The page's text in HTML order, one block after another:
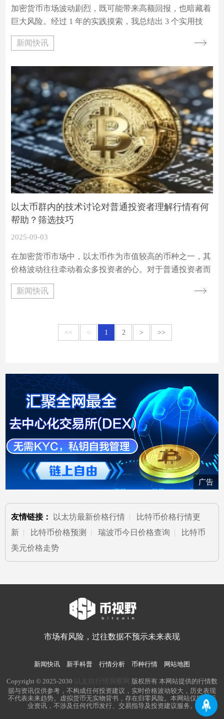
加密货币市场波动剧烈，既可能带来高额回报，也暗藏着
巨大风险。经过 1 年的实践摸索，我总结出 3 个实用技
巧，帮助在收益与风险间找到平衡，实现少亏多赚。
新闻快讯
以太币群内的技术讨论对普通投资者理解行情有何
帮助？筛选技巧
2025-09-03
在加密货币市场中，以太币作为市值较高的币种之一，其
价格波动往往牵动着众多投资者的心。对于普通投资者而
言，想要准确把握以太币的行情并非易事，而以太币群内
的技术讨论则为他们提供了一个重要的信息渠道。同时，
新闻快讯
<< < 1 2 > >>
广告
友情链接： 以太坊最新价格行情 | 比特币价格行情更
新 | 比特币价格预测 |瑞波币今日价格查询 | 比特币
美元价格走势
市场有风险，过往数据不预示未来表现
新闻快讯 新手科普 行情分析 币种行情 网站地图
Copyright © 2025-2030 以太坊行情洞察网
版权所有 本网站提供的行情数
据与资讯仅供参考，不构成任何投资建议，实时价格波动较大，历史表现
不代表未来趋势。虚拟货币无实物背书，存在归零风险。本网站仅提供行
业资讯，不涉及任何代币发行、交易指导及投资建议服务。